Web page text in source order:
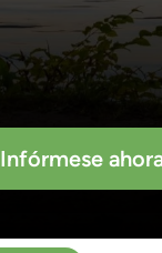
Infórmese